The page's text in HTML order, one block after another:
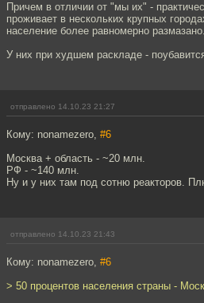
Причем в отличии от "мы их" -
проживает в нескольких крупных
население более равномерно
У них при худшем раскладе -
отправлено 14.10.23 21:27
Кому: nonamezero, #6
Москва + область - ~20 млн.
РФ - ~140 млн.
Ну и у них там под сотню реакторов.
отправлено 14.10.23 21:43
Кому: nonamezero, #6
> 50 процентов населения страны -